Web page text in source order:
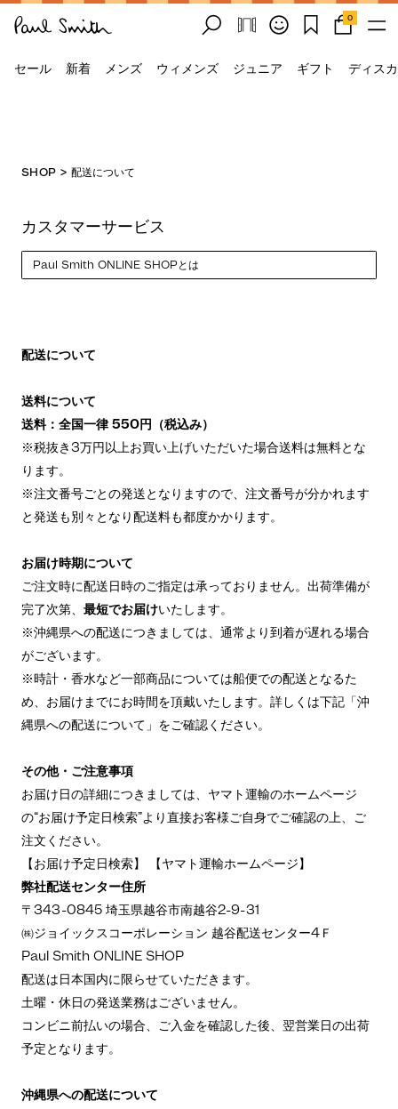
0
セール 新着 メンズ ウィメンズ ジュニア ギフト ディス
SHOP > 配送について
カスタマーサービス
Select a page
配送について
送料について
送料：全国一律 550円（税込み）
※税抜き3万円以上お買い上げいただいた場合送料は無料とな
ります。
※注文番号ごとの発送となりますので、注文番号が分かれます
と発送も別々となり配送料も都度かかります。
お届け時期について
ご注文時に配送日時のご指定は承っておりません。出荷準備が
完了次第、 最短でお届けいたします。
※沖縄県への配送につきましては、通常より到着が遅れる場合
がございます。
※時計・香水など一部商品については船便での配送となるた
め、お届けまでにお時間を頂戴いたします。詳しくは下記「沖
縄県への配送について」をご確認ください。
その他・ご注意事項
お届け日の詳細につきましては、ヤマト運輸のホームページ
の“お届け予定日検索”より直接お客様ご自身でご確認の上、ご
注文ください。
【お届け予定日検索】 【ヤマト運輸ホームページ】
弊社配送センター住所
〒343-0845 埼玉県越谷市南越谷2-9-31
㈱ジョイックスコーポレーション 越谷配送センター4Ｆ
Paul Smith ONLINE SHOP
配送は日本国内に限らせていただきます。
土曜・休日の発送業務はございません。
コンビニ前払いの場合、ご入金を確認した後、翌営業日の出荷
予定となります。
沖縄県への配送について